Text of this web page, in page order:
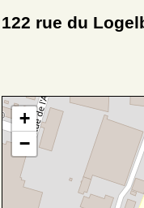
122 rue du
+
−